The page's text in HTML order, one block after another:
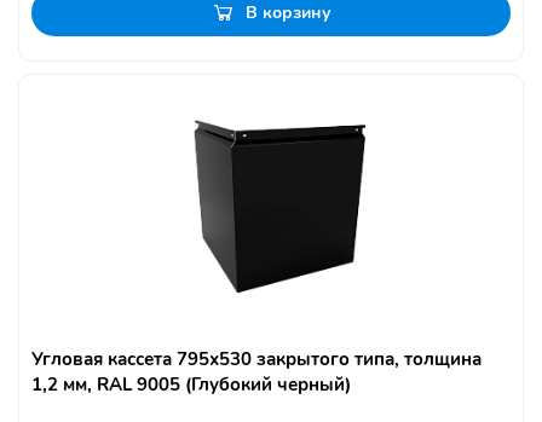
В корзину
Угловая кассета 795х530 закрытого типа, толщина
1,2 мм, RAL 9005 (Глубокий черный)